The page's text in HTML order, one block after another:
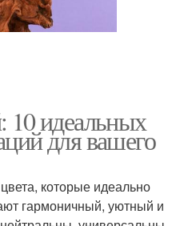
идеальных
для вашего
которые идеально
гармоничный, уютный и